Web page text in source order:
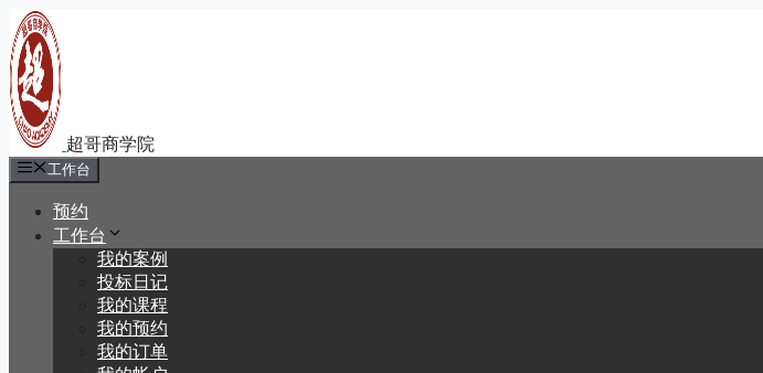
跳
至
内
容
工作台
预约
工作台
我的案例
投标日记
我的课程
我的预约
我的订单